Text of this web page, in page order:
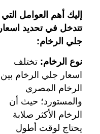
إليك أهم العوامل التي
تتدخل في تحديد اسعار
جلي الرخام:
نوع الرخام: تختلف
اسعار جلي الرخام بين
الرخام المصري
والمستورد؛ حيث أن
الرخام الأكثر صلابة
يحتاج لوقت أطول